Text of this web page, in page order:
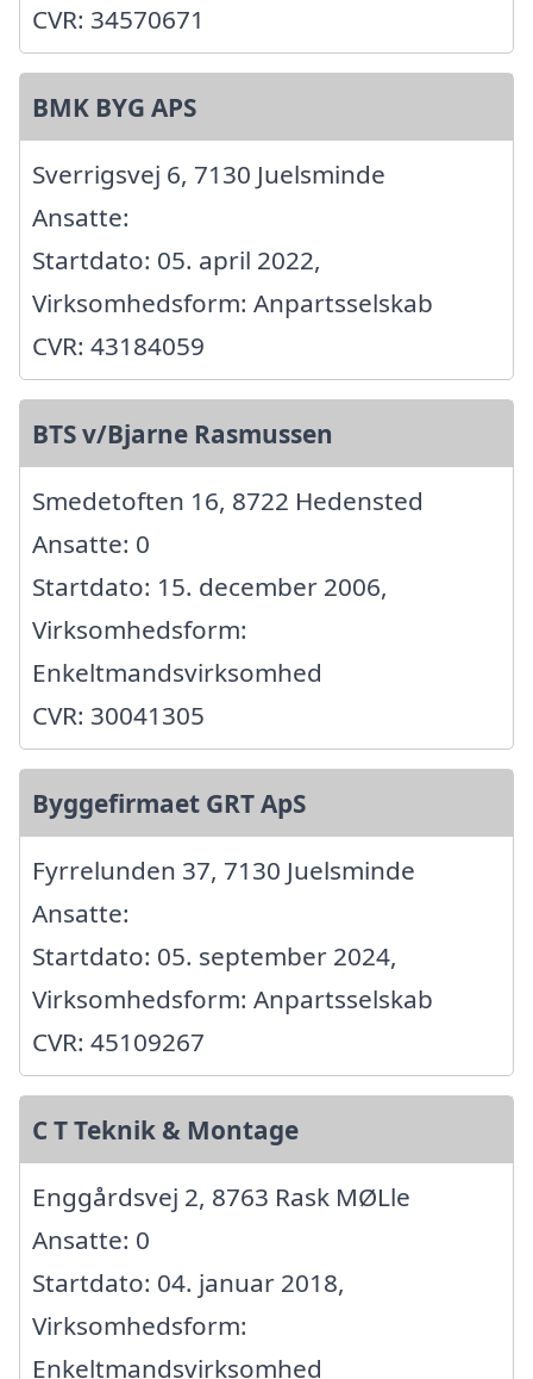
CVR: 34570671
BMK BYG APS
Sverrigsvej 6, 7130 Juelsminde
Ansatte:
Startdato: 05. april 2022,
Virksomhedsform: Anpartsselskab
CVR: 43184059
BTS v/Bjarne Rasmussen
Smedetoften 16, 8722 Hedensted
Ansatte: 0
Startdato: 15. december 2006,
Virksomhedsform:
Enkeltmandsvirksomhed
CVR: 30041305
Byggefirmaet GRT ApS
Fyrrelunden 37, 7130 Juelsminde
Ansatte:
Startdato: 05. september 2024,
Virksomhedsform: Anpartsselskab
CVR: 45109267
C T Teknik & Montage
Enggårdsvej 2, 8763 Rask MØLle
Ansatte: 0
Startdato: 04. januar 2018,
Virksomhedsform:
Enkeltmandsvirksomhed